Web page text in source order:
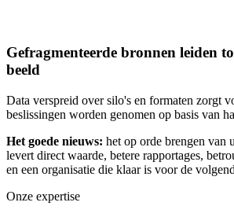
Gefragmenteerde bronnen leiden
beeld
Data verspreid over silo's en formaten zorgt
beslissingen worden genomen op basis van
Het goede nieuws: het op orde brengen van
levert direct waarde, betere rapportages,
en een organisatie die klaar is voor de
Onze expertise